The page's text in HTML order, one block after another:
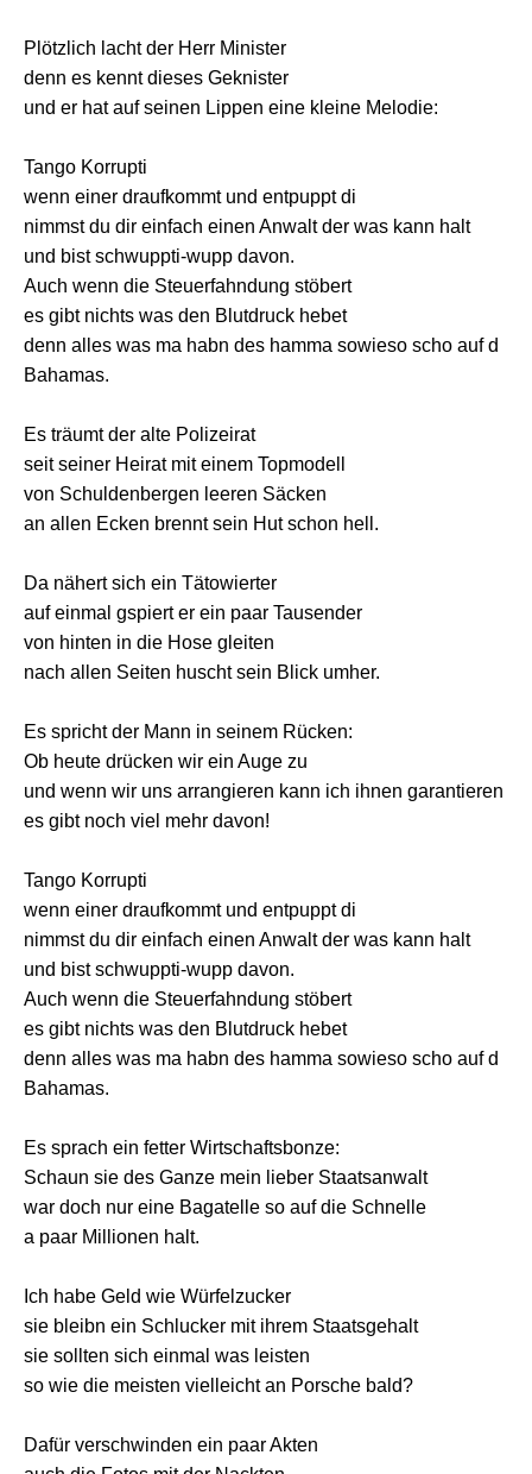
Plötzlich lacht der Herr Minister
denn es kennt dieses Geknister
und er hat auf seinen Lippen eine kleine Melodie:
Tango Korrupti
wenn einer draufkommt und entpuppt di
nimmst du dir einfach einen Anwalt der was kann halt
und bist schwuppti-wupp davon.
Auch wenn die Steuerfahndung stöbert
es gibt nichts was den Blutdruck hebet
denn alles was ma habn des hamma sowieso scho auf d
Bahamas.
Es träumt der alte Polizeirat
seit seiner Heirat mit einem Topmodell
von Schuldenbergen leeren Säcken
an allen Ecken brennt sein Hut schon hell.
Da nähert sich ein Tätowierter
auf einmal gspiert er ein paar Tausender
von hinten in die Hose gleiten
nach allen Seiten huscht sein Blick umher.
Es spricht der Mann in seinem Rücken:
Ob heute drücken wir ein Auge zu
und wenn wir uns arrangieren kann ich ihnen garantieren
es gibt noch viel mehr davon!
Tango Korrupti
wenn einer draufkommt und entpuppt di
nimmst du dir einfach einen Anwalt der was kann halt
und bist schwuppti-wupp davon.
Auch wenn die Steuerfahndung stöbert
es gibt nichts was den Blutdruck hebet
denn alles was ma habn des hamma sowieso scho auf d
Bahamas.
Es sprach ein fetter Wirtschaftsbonze:
Schaun sie des Ganze mein lieber Staatsanwalt
war doch nur eine Bagatelle so auf die Schnelle
a paar Millionen halt.
Ich habe Geld wie Würfelzucker
sie bleibn ein Schlucker mit ihrem Staatsgehalt
sie sollten sich einmal was leisten
so wie die meisten vielleicht an Porsche bald?
Dafür verschwinden ein paar Akten